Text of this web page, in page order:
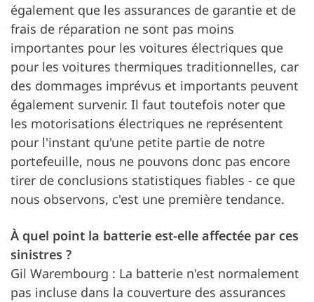
également que les assurances de garantie et de
frais de réparation ne sont pas moins
importantes pour les voitures électriques que
pour les voitures thermiques traditionnelles, car
des dommages imprévus et importants peuvent
également survenir. Il faut toutefois noter que
les motorisations électriques ne représentent
pour l'instant qu'une petite partie de notre
portefeuille, nous ne pouvons donc pas encore
tirer de conclusions statistiques fiables - ce que
nous observons, c'est une première tendance.
À quel point la batterie est-elle affectée par ces
sinistres ?
Gil Warembourg : La batterie n'est normalement
pas incluse dans la couverture des assurances